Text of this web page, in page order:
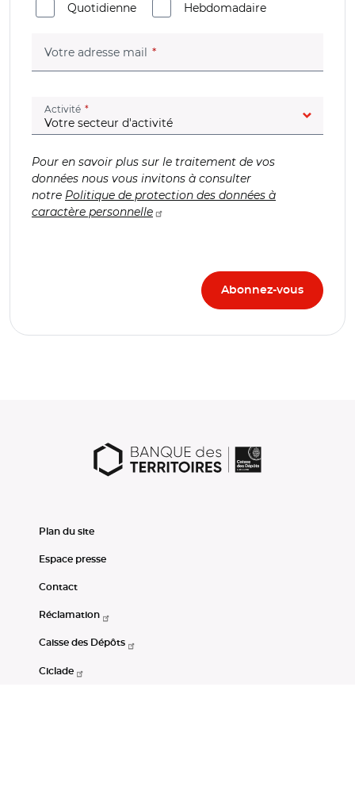
Quotidienne
Hebdomadaire
Votre adresse mail (champ obligatoire)
Activité (champ obligatoire)
Pour en savoir plus sur le traitement de vos
données nous vous invitons à consulter
notre Politique de protection des données à
caractère personnelle
Plan du site
Espace presse
Contact
Réclamation
Caisse des Dépôts
Ciclade